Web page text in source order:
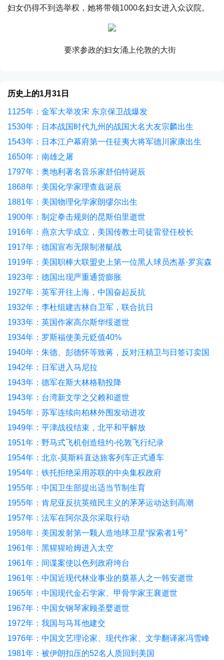
妇女仍得不到选举权，她将带领1000名妇女进入众议院。
要求参政的妇女涌上伦敦的大街
历史上的1月31日
1125年：金军大举攻宋 东京保卫战爆发
1530年：日本战国时代九州的战国大名大友宗麟出生
1543年：日本江户幕府第一任征夷大将军德川家康出生
1650年：南雄之屠
1797年：奥地利著名音乐家舒伯特诞辰
1868年：美国化学家理查兹诞辰
1881年：美国物理化学家朗缪尔出生
1900年：制定拳击规则的昆斯伯里逝世
1916年：燕京大学成立，美国传教士司徒雷登任校长
1917年：德国宣布无限制潜艇战
1919年：美国职棒大联盟史上第一位黑人球员杰基·罗宾森
出生
1923年：德国出现严重通货膨胀
1927年：英军开往上海，中国奋起反抗
1932年：李杜组建吉林自卫军，联合抗日
1933年：英国作家高尔斯华绥逝世
1934年：罗斯福使美元贬值40%
1940年：朱德、彭德怀等致蒋，反对汪精卫与日签订卖国
密约
1942年：日军进入马尼拉
1943年：德军在斯大林格勒投降
1943年：台湾新文学之父赖和逝世
1945年：苏军连续向柏林外围发动进攻
1949年：平津战役结束，北平和平解放
1951年：野马式飞机创造纽约-伦敦飞行纪录
1954年：北京-莫斯科直达旅客列车正式通车
1954年：铁托拒绝采用苏联的中央集权政府
1955年：中国卫生部提出适当节制生育
1955年：肯尼亚反抗英殖民主义的茅茅运动达到高潮
1957年：法军在阿尔及尔采取行动
1958年：美国发射第一颗人造地球卫星“探索者1号”
1961年：黑猩猩哈姆进入太空
1961年：间谍案使以色列政府垮台
1961年：中国近现代林业事业的奠基人之一韩安逝世
1965年：中国现代金石学家、甲骨学家王襄逝世
1967年：中国女钢琴家顾圣婴逝世
1972年：我国与马耳他建交
1976年：中国文艺理论家、现代作家、文学翻译家冯雪峰
逝世
1981年：被伊朗扣压的52名人质回到美国